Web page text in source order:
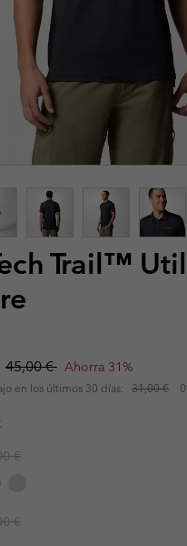
Trail™
Regular price:
45,00 € Ahorra 31%
en los últimos 30 días: 31,00 €
price:
€
price:
€